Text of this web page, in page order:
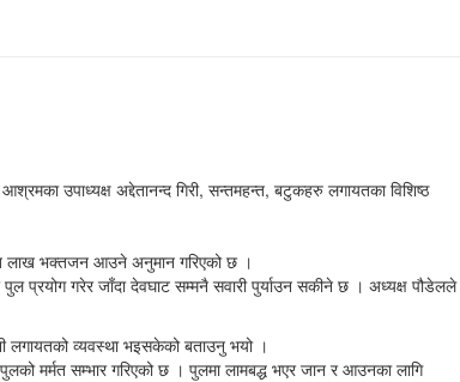
उपाध्यक्ष अद्देतानन्द गिरी, सन्तमहन्त, बटुकहरु लगायतका विशिष्ठ
लाख भक्तजन आउने अनुमान गरिएको छ ।
प्रयोग गरेर जाँदा देवघाट सम्मनै सवारी पुर्याउन सकीने छ । अध्यक्ष पौडेलले
लगायतको व्यवस्था भइसकेको बताउनु भयो ।
मर्मत सम्भार गरिएको छ । पुलमा लामबद्ध भएर जान र आउनका लागि